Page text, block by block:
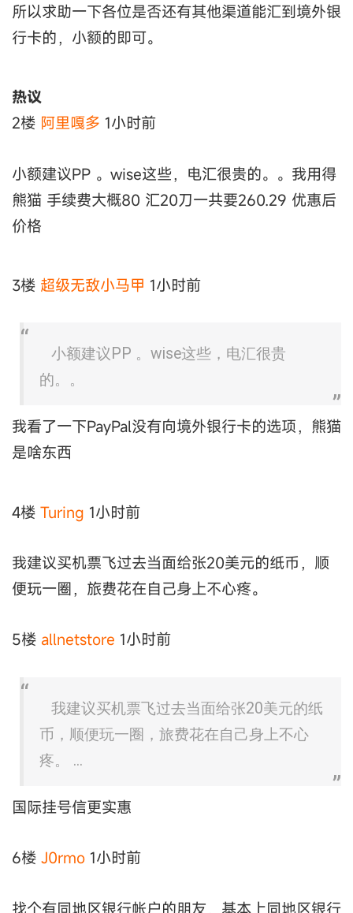
所以求助一下各位是否还有其他渠道能汇到境外银
行卡的，小额的即可。
热议
2楼 阿里嘎多 1小时前
小额建议PP 。wise这些，电汇很贵的。。我用得
熊猫 手续费大概80 汇20刀一共要260.29 优惠后
价格
3楼 超级无敌小马甲 1小时前
小额建议PP 。wise这些，电汇很贵
的。。
我看了一下PayPal没有向境外银行卡的选项，熊猫
是啥东西
4楼 Turing 1小时前
我建议买机票飞过去当面给张20美元的纸币，顺
便玩一圈，旅费花在自己身上不心疼。
5楼 allnetstore 1小时前
我建议买机票飞过去当面给张20美元的纸
币，顺便玩一圈，旅费花在自己身上不心
疼。 ...
国际挂号信更实惠
6楼 J0rmo 1小时前
找个有同地区银行帐户的朋友，基本上同地区银行